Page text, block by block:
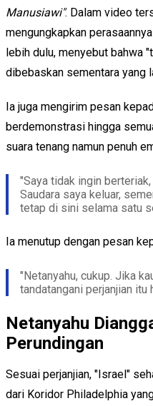
Manusiawi". Dalam video
mengungkapkan
lebih dulu, menyebut bahwa
dibebaskan sementara yang
Ia juga mengirim pesan
berdemonstrasi hingga
suara tenang namun penuh
"Saya tidak ingin
Saudara saya keluar,
tetap di sini selama satu
Ia menutup dengan pesan
"Netanyahu, cukup. Jika
tandatangani perjanjian itu
Netanyahu
Perundingan
Sesuai perjanjian, "Israel"
dari Koridor Philadelphia